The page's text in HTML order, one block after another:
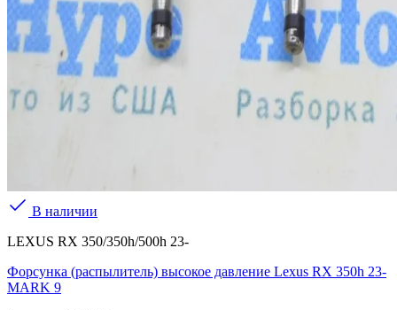
В наличии
LEXUS RX 350/350h/500h 23-
Форсунка (распылитель) высокое давление Lexus RX 350h 23-
MARK 9